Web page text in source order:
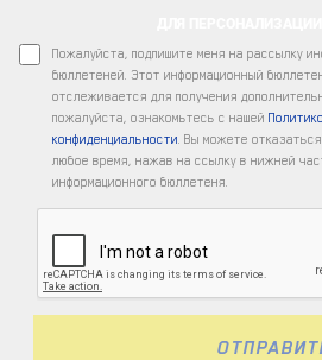
Пожалуйста, подпишите меня на рассылку
бюллетеней. Этот информационный
отслеживается для получения
пожалуйста, ознакомьтесь с нашей
конфиденциальности. Вы можете
любое время, нажав на ссылку в нижней
информационного бюллетеня.